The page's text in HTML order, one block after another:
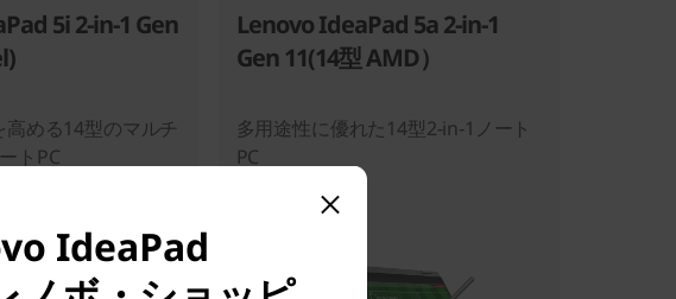
5i 2-in-1 Gen
高める14型のマルチ
トPC
Lenovo IdeaPad 5a 2-in-1
Gen 11(14型 AMD）
多用途性に優れた14型2-in-1ノート
PC
IdeaPad